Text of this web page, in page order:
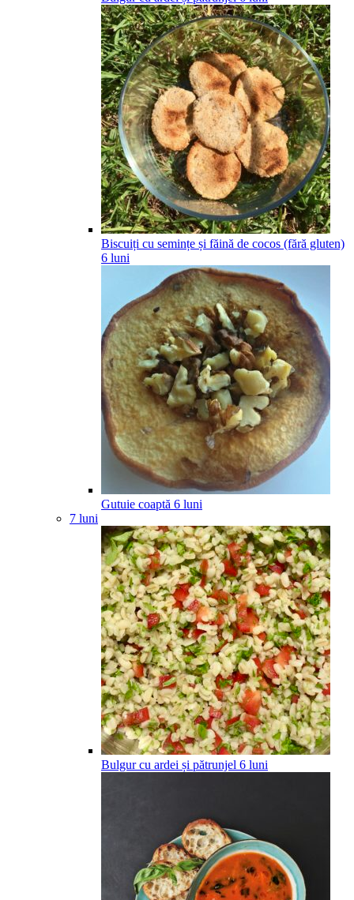
Biscuiți cu semințe și făină de cocos (fără gluten)
6 luni
Gutuie coaptă 6 luni
7 luni
Bulgur cu ardei și pătrunjel 6 luni